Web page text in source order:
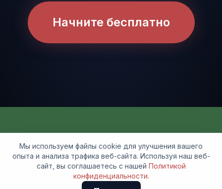
Начните бесплатно
Приложение для планирования и бронирования для
профессионалов
Политика конфиденциальностиУсловия использования
Мы используем файлы cookie для улучшения вашего
опыта и анализа трафика веб-сайта. Используя наш веб-
сайт, вы соглашаетесь с нашей Политикой
конфиденциальности.